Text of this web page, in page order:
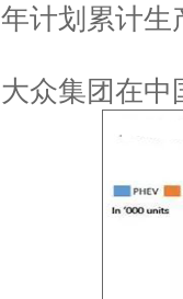
年计划累计生
大众集团在中